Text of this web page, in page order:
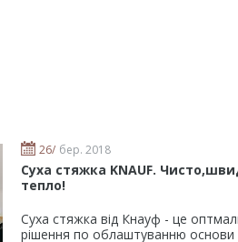
26/ бер. 2018
Суха стяжка KNAUF.
тепло!
Суха стяжка від Кнауф - це
рішення по облаштуванню основи